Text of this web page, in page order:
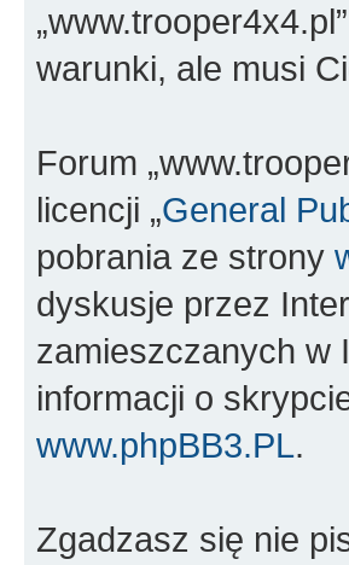
warunki, ale musi
Forum
licencji „General
pobrania ze strony
dyskusje przez
zamieszczanych w
informacji o
www.phpBB3.PL.
Zgadzasz się nie